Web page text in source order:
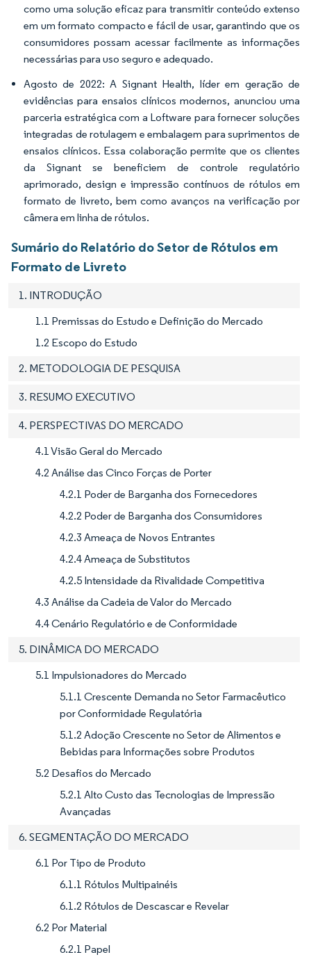
como uma solução eficaz para transmitir conteúdo extenso
em um formato compacto e fácil de usar, garantindo que os
consumidores possam acessar facilmente as informações
necessárias para uso seguro e adequado.
Agosto de 2022: A Signant Health, líder em geração de
evidências para ensaios clínicos modernos, anunciou uma
parceria estratégica com a Loftware para fornecer soluções
integradas de rotulagem e embalagem para suprimentos de
ensaios clínicos. Essa colaboração permite que os clientes
da Signant se beneficiem de controle regulatório
aprimorado, design e impressão contínuos de rótulos em
formato de livreto, bem como avanços na verificação por
câmera em linha de rótulos.
Sumário do Relatório do Setor de Rótulos em
Formato de Livreto
1. INTRODUÇÃO
1.1 Premissas do Estudo e Definição do Mercado
1.2 Escopo do Estudo
2. METODOLOGIA DE PESQUISA
3. RESUMO EXECUTIVO
4. PERSPECTIVAS DO MERCADO
4.1 Visão Geral do Mercado
4.2 Análise das Cinco Forças de Porter
4.2.1 Poder de Barganha dos Fornecedores
4.2.2 Poder de Barganha dos Consumidores
4.2.3 Ameaça de Novos Entrantes
4.2.4 Ameaça de Substitutos
4.2.5 Intensidade da Rivalidade Competitiva
4.3 Análise da Cadeia de Valor do Mercado
4.4 Cenário Regulatório e de Conformidade
5. DINÂMICA DO MERCADO
5.1 Impulsionadores do Mercado
5.1.1 Crescente Demanda no Setor Farmacêutico
por Conformidade Regulatória
5.1.2 Adoção Crescente no Setor de Alimentos e
Bebidas para Informações sobre Produtos
5.2 Desafios do Mercado
5.2.1 Alto Custo das Tecnologias de Impressão
Avançadas
6. SEGMENTAÇÃO DO MERCADO
6.1 Por Tipo de Produto
6.1.1 Rótulos Multipainéis
6.1.2 Rótulos de Descascar e Revelar
6.2 Por Material
6.2.1 Papel